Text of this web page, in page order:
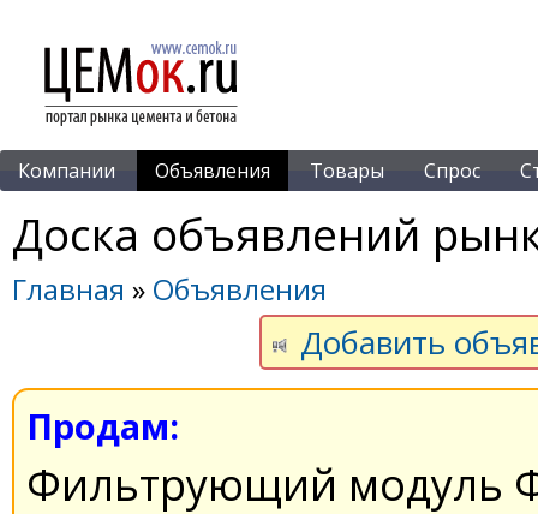
Компании Объявления Товары Спрос
Доска объявлений
Главная » Объявления
Добавить
Продам:
Фильтрующий модуль